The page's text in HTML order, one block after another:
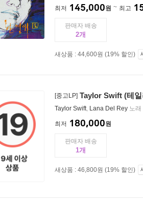
최저 145,000원 최고
판매자 배송
2
새상품 : 44,600원 (19% 할인)
[중고LP] Taylor Swift (테
Taylor Swift, Lana Del Rey 노래
최저 180,000원
판매자 배송
1
새상품 : 46,800원 (19% 할인)